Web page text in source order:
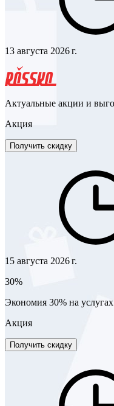
13 августа 2026 г.
Актуальные акции и
Акция
Получить скидку
15 августа 2026 г.
30%
Экономия 30% на
Акция
Получить скидку